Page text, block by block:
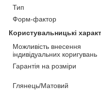
Тип
Форм-фактор
Користувальницькі
Можливість внесення
індивідуальних коригувань
Гарантія на розміри
Глянець/Матовий